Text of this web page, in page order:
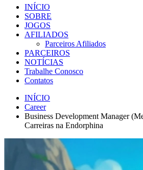
INÍCIO
SOBRE
JOGOS
AFILIADOS
Parceiros Afiliados
PARCEIROS
NOTÍCIAS
Trabalhe Conosco
Contatos
INÍCIO
Career
Business Development Manager
Carreiras na Endorphina